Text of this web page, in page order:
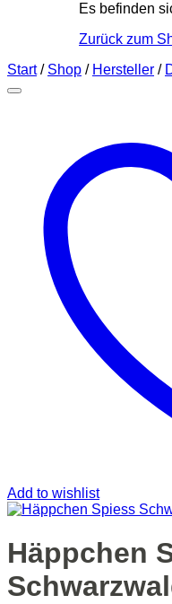
Es befinden
Zurück zum
Start / Shop / Hersteller /
Add to wishlist
Häppchen